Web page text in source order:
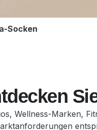
Socken
Wellness-Marken,